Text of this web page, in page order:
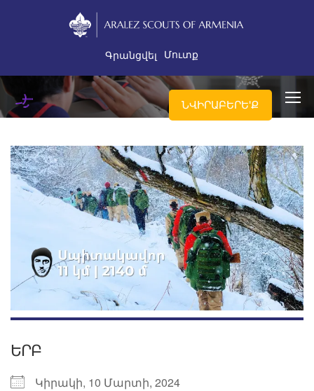
Գրանցվել Մուտք
ՆՎԻՐԱԲԵՐԵ'Ք
ԵՐԲ
Կիրակի, 10 Մարտի, 2024